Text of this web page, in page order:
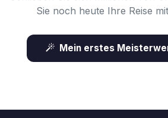
Sie noch heute Ihre Reise
Mein erstes